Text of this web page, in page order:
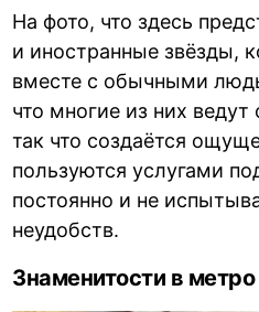
На фото, что здесь
и иностранные звёзды,
вместе с обычными
что многие из них
так что создаётся
пользуются услугами
постоянно и не
неудобств.
Знаменитости в